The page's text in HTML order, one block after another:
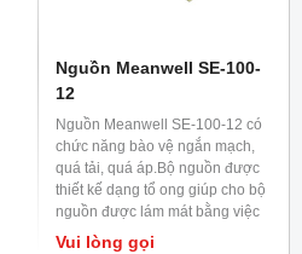
Nguồn Meanwell SE-100-
12
Nguồn Meanwell SE-100-12 có
chức năng bào vệ ngắn mạch,
quá tải, quá áp.Bộ nguồn được
thiết kế dạng tổ ong giúp cho bộ
nguồn được lám mát bằng việc
đối lưu không khí.
Vui lòng gọi